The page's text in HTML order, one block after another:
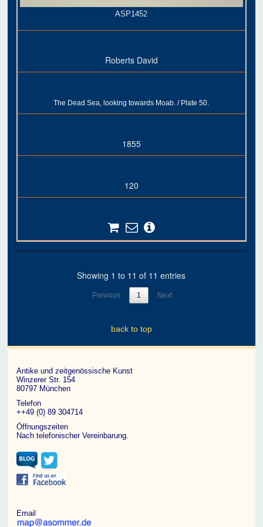
ASP1452
Roberts David
The Dead Sea, looking towards Moab. / Plate 50.
1855
120
Showing 1 to 11 of 11 entries
Previous 1 Next
back to top
Antike und zeitgenössische Kunst
Winzerer Str. 154
80797 München
Telefon
++49 (0) 89 304714
Öffnungszeiten
Nach telefonischer Vereinbarung.
Email